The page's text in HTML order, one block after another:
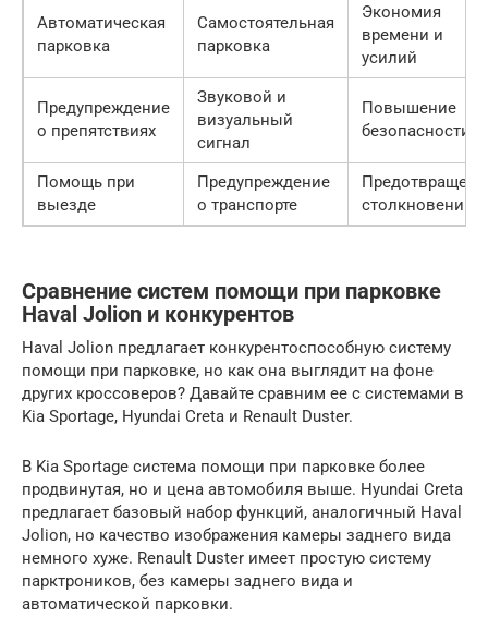
Автоматическая
парковка
Самостоятельная
парковка
Экономия
времени и
усилий
Предупреждение
о препятствиях
Звуковой и
визуальный
сигнал
Повышение
безопасности
Помощь при
выезде
Предупреждение
о транспорте
столкновений
Сравнение систем помощи при парковке
Haval Jolion и конкурентов
Haval Jolion предлагает конкурентоспособную систему
помощи при парковке, но как она выглядит на фоне
других кроссоверов? Давайте сравним ее с системами в
Kia Sportage, Hyundai Creta и Renault Duster.
В Kia Sportage система помощи при парковке более
продвинутая, но и цена автомобиля выше. Hyundai Creta
предлагает базовый набор функций, аналогичный Haval
Jolion, но качество изображения камеры заднего вида
немного хуже. Renault Duster имеет простую систему
парктроников, без камеры заднего вида и
автоматической парковки.